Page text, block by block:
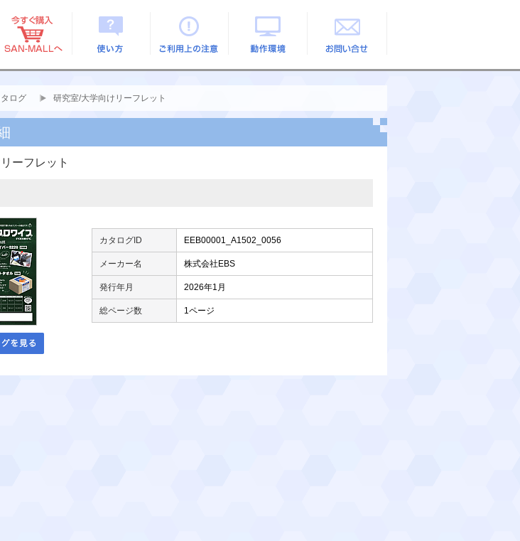
ログ 研究室/大学向けリーフレット
ーフレット
カタログID EEB00001_A1502_0056
メーカー名 株式会社EBS
発行年月 2026年1月
総ページ数 1ページ